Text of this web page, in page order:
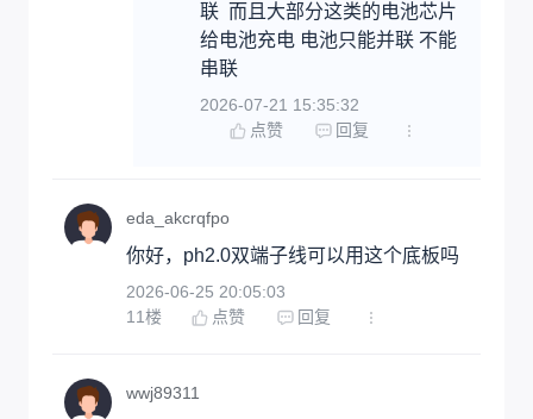
联  而且大部分这类的电池芯片
给电池充电 电池只能并联 不能
串联
2026-07-21 15:35:32
点赞
回复
eda_akcrqfpo
你好，ph2.0双端子线可以用这个底板吗
2026-06-25 20:05:03
11楼 点赞 回复
wwj89311